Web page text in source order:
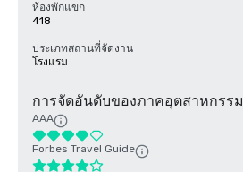
ห้องพักแขก
418
ประเภทสถานที่จัดงาน
โรงแรม
การจัดอันดับของภาคอุตสาหกรรม
AAA
Forbes Travel Guide